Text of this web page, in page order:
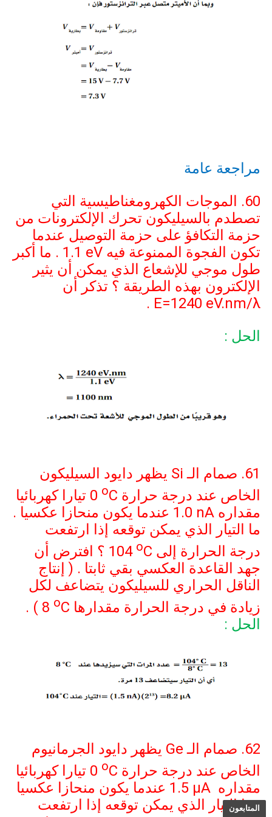
مراجعة عامة
60. الموجات الكهرومغناطيسية التي
تصطدم بالسيليكون تحرك الإلكترونات من
حزمة التكافؤ على حزمة التوصيل عندما
تكون الفجوة الممنوعة فيه 1.1 eV . ما أكبر
طول موجي للإشعاع الذي يمكن أن يثير
الإلكترون بهذه الطريقة ؟ تذكر أن
E=1240 eV.nm/λ
.
الحل :
61. صمام الـ Si يظهر دايود السيليكون
الخاص عند درجة حرارة
0 oC
تيارا كهربائيا
مقداره 1.0 nA عندما يكون منحازا عكسيا .
ما التيار الذي يمكن توقعه إذا ارتفعت
درجة الحرارة إلى
104 oC
؟ افترض أن
جهد القاعدة العكسي بقي ثابتا . ( إنتاج
الناقل الحراري للسيليكون يتضاعف لكل
زيادة في درجة الحرارة مقدارها
8 oC
) .
الحل :
62. صمام الـ Ge يظهر دايود الجرمانيوم
الخاص عند درجة حرارة
0 oC
تيارا كهربائيا
مقداره 1.5 µA عندما يكون منحازا عكسيا
. ما التيار الذي يمكن توقعه إذا ارتفعت
المتابعون